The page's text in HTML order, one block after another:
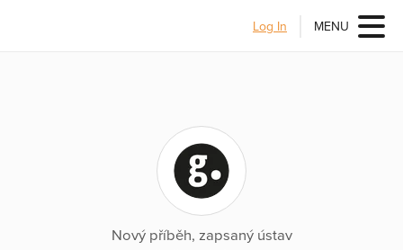
Log In MENU
Nový příběh, zapsaný ústav